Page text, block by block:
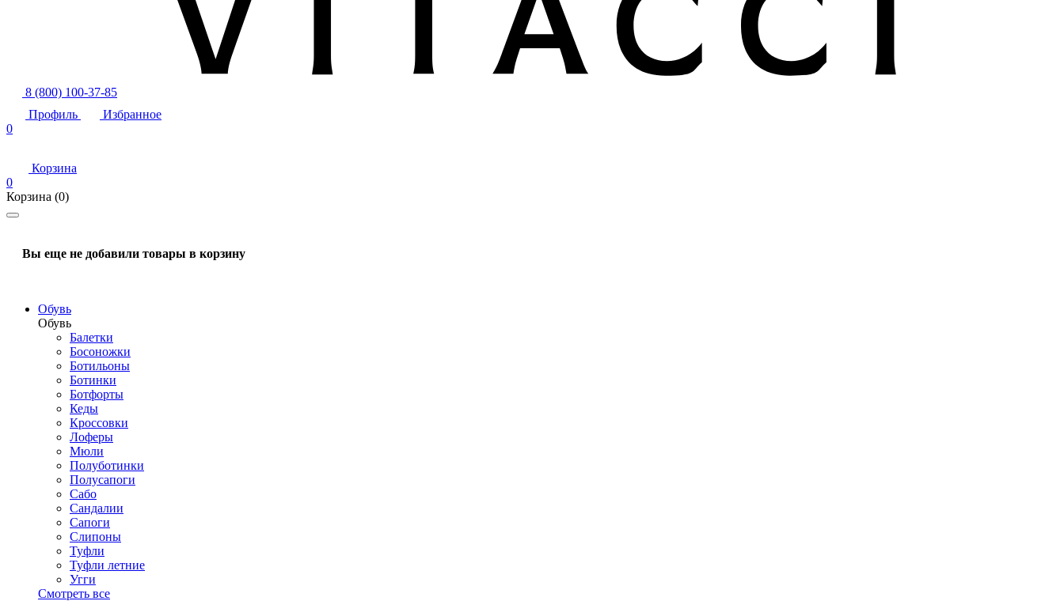
8 (800) 100-37-85
Профиль
Избранное
0
Корзина
0
Корзина (0)
Вы еще не добавили товары в корзину
Обувь
Обувь
Балетки
Босоножки
Ботильоны
Ботинки
Ботфорты
Кеды
Кроссовки
Лоферы
Мюли
Полуботинки
Полусапоги
Сабо
Сандалии
Сапоги
Слипоны
Туфли
Туфли летние
Угги
Смотреть все